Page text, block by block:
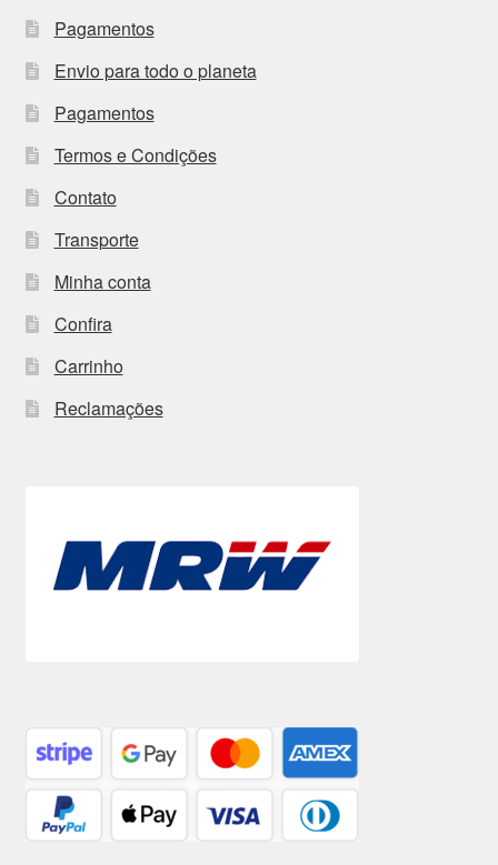
Pagamentos
Envio para todo o planeta
Pagamentos
Termos e Condições
Contato
Transporte
Minha conta
Confira
Carrinho
Reclamações